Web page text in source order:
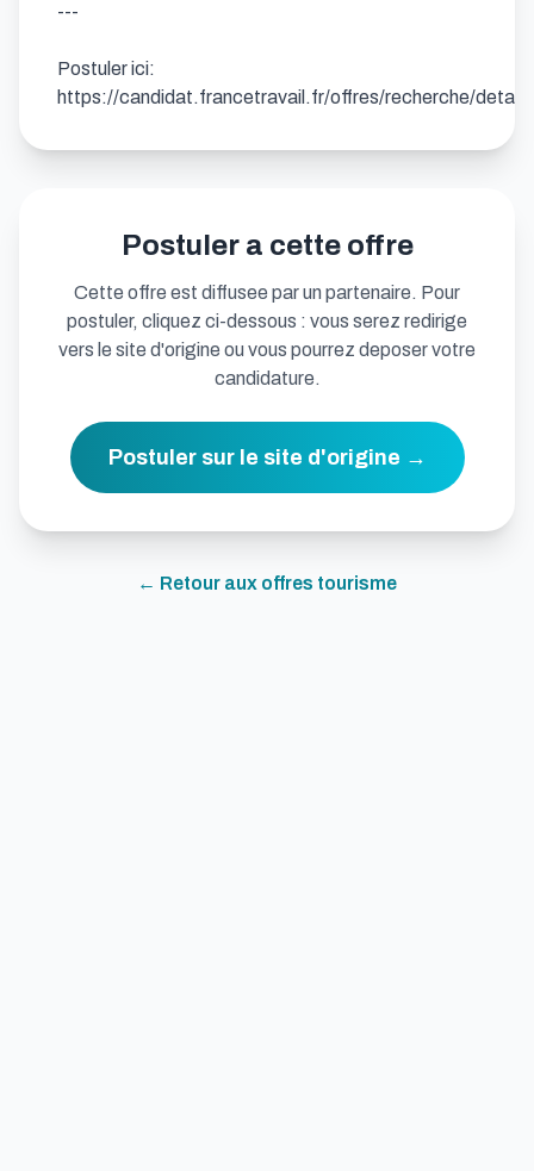
---
Postuler ici:
https://candidat.francetravail.fr/offres/recherche/
Postuler a cette offre
Cette offre est diffusee par un partenaire. Pour
postuler, cliquez ci-dessous : vous serez redirige
vers le site d'origine ou vous pourrez deposer votre
candidature.
Postuler sur le site d'origine →
← Retour aux offres tourisme